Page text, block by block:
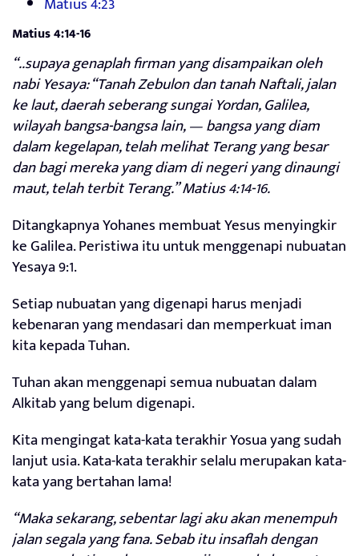
Matius 4:14-16
“..supaya genaplah firman yang disampaikan oleh
nabi Yesaya: “Tanah Zebulon dan tanah Naftali, jalan
ke laut, daerah seberang sungai Yordan, Galilea,
wilayah bangsa-bangsa lain, — bangsa yang diam
dalam kegelapan, telah melihat Terang yang besar
dan bagi mereka yang diam di negeri yang dinaungi
maut, telah terbit Terang.” Matius 4:14-16.
Ditangkapnya Yohanes membuat Yesus menyingkir
ke Galilea. Peristiwa itu untuk menggenapi nubuatan
Yesaya 9:1.
Setiap nubuatan yang digenapi harus menjadi
kebenaran yang mendasari dan memperkuat iman
kita kepada Tuhan.
Tuhan akan menggenapi semua nubuatan dalam
Alkitab yang belum digenapi.
Kita mengingat kata-kata terakhir Yosua yang sudah
lanjut usia. Kata-kata terakhir selalu merupakan kata-
kata yang bertahan lama!
“Maka sekarang, sebentar lagi aku akan menempuh
jalan segala yang fana. Sebab itu insaflah dengan